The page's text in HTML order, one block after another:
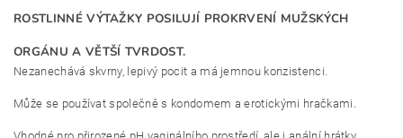
ROSTLINNÉ VÝTAŽKY POSILUJÍ PROKRVENÍ MUŽSKÝCH
ORGÁNU A VĚTŠÍ TVRDOST.
Nezanechává skvrny, lepivý pocit a má jemnou konzistenci.
Může se používat společně s kondomem a erotickými hračkami.